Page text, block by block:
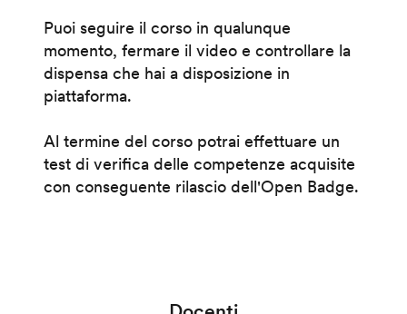
Puoi seguire il corso in qualunque
momento, fermare il video e controllare la
dispensa che hai a disposizione in
piattaforma.
Al termine del corso potrai effettuare un
test di verifica delle competenze acquisite
con conseguente rilascio dell'Open Badge.